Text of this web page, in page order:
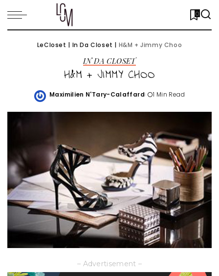
0
LeCloset | In Da Closet | H&M + Jimmy Choo
IN DA CLOSET
H&M + JIMMY CHOO
Posted
Maximilien N'Tary-Calaffard 1 Min Read
– Advertisement –